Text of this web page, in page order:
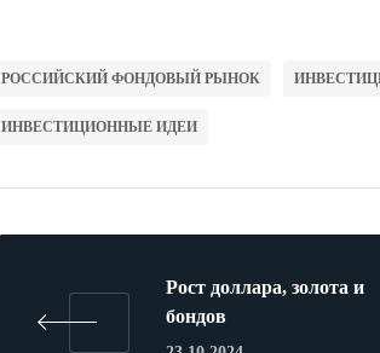
РОССИЙСКИЙ ФОНДОВЫЙ РЫНОК
ИНВЕСТИЦИОННЫЕ ИДЕИ
Рост доллара, золота и
бондов